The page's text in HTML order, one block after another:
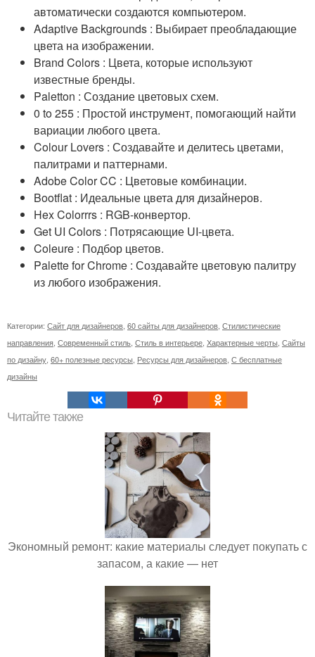
автоматически создаются компьютером.
Adaptive Backgrounds : Выбирает преобладающие
цвета на изображении.
Brand Colors : Цвета, которые используют
известные бренды.
Paletton : Создание цветовых схем.
0 to 255 : Простой инструмент, помогающий найти
вариации любого цвета.
Colour Lovers : Создавайте и делитесь цветами,
палитрами и паттернами.
Adobe Color CC : Цветовые комбинации.
Bootflat : Идеальные цвета для дизайнеров.
Hex Colorrrs : RGB-конвертор.
Get UI Colors : Потрясающие UI-цвета.
Coleure : Подбор цветов.
Palette for Chrome : Создавайте цветовую палитру
из любого изображения.
Категории: Сайт для дизайнеров 60 сайты для дизайнеров Стилистические
направления Современный стиль Стиль в интерьере Характерные черты Сайты
по дизайну 60+ полезные ресурсы Ресурсы для дизайнеров С бесплатные
дизайны
Читайте также
Экономный ремонт: какие материалы следует покупать с
запасом, а какие — нет